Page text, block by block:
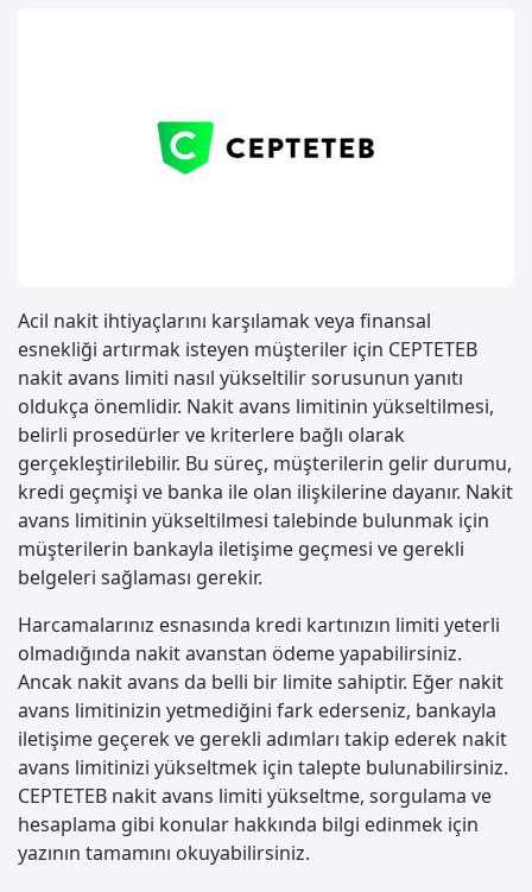
Acil nakit ihtiyaçlarını karşılamak veya finansal
esnekliği artırmak isteyen müşteriler için CEPTETEB
nakit avans limiti nasıl yükseltilir sorusunun yanıtı
oldukça önemlidir. Nakit avans limitinin yükseltilmesi,
belirli prosedürler ve kriterlere bağlı olarak
gerçekleştirilebilir. Bu süreç, müşterilerin gelir durumu,
kredi geçmişi ve banka ile olan ilişkilerine dayanır. Nakit
avans limitinin yükseltilmesi talebinde bulunmak için
müşterilerin bankayla iletişime geçmesi ve gerekli
belgeleri sağlaması gerekir.
Harcamalarınız esnasında kredi kartınızın limiti yeterli
olmadığında nakit avanstan ödeme yapabilirsiniz.
Ancak nakit avans da belli bir limite sahiptir. Eğer nakit
avans limitinizin yetmediğini fark ederseniz, bankayla
iletişime geçerek ve gerekli adımları takip ederek nakit
avans limitinizi yükseltmek için talepte bulunabilirsiniz.
CEPTETEB nakit avans limiti yükseltme, sorgulama ve
hesaplama gibi konular hakkında bilgi edinmek için
yazının tamamını okuyabilirsiniz.